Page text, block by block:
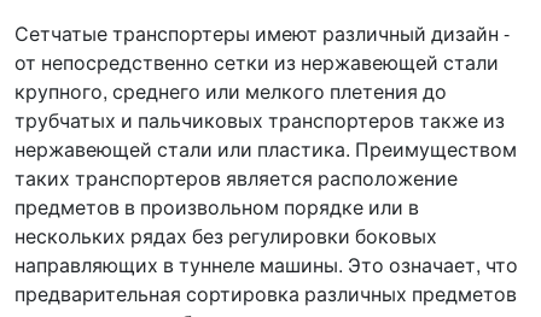
Сетчатые транспортеры имеют различный дизайн -
от непосредственно сетки из нержавеющей стали
крупного, среднего или мелкого плетения до
трубчатых и пальчиковых транспортеров также из
нержавеющей стали или пластика. Преимуществом
таких транспортеров является расположение
предметов в произвольном порядке или в
нескольких рядах без регулировки боковых
направляющих в туннеле машины. Это означает, что
предварительная сортировка различных предметов